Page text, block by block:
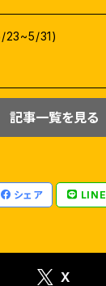
23~5/31)
記事一覧を見る
シェア LINE
X